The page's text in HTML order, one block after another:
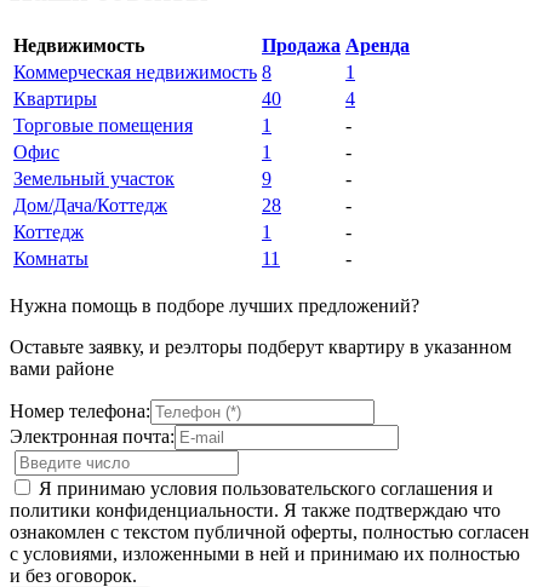
Недвижимость Продажа Аренда
Коммерческая недвижимость 8
1
Квартиры
40
4
Торговые помещения
1
-
Офис
1
-
Земельный участок
9
-
Дом/Дача/Коттедж
28
-
Коттедж
1
-
Комнаты
11 -
Нужна помощь в подборе лучших предложений?
Оставьте заявку, и реэлторы подберут квартиру в указанном
вами районе
Номер телефона:
Электронная почта:
Я принимаю условия пользовательского соглашения и
политики конфиденциальности. Я также подтверждаю что
ознакомлен с текстом публичной оферты, полностью согласен
с условиями, изложенными в ней и принимаю их полностью
и без оговорок.